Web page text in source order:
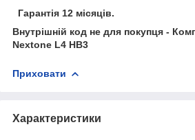
Гарантія 12 місяців.
Внутрішній код не для покупця -
Nextone L4 HB3
Приховати
Характеристики